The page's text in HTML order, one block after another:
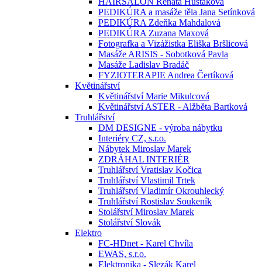
PEDIKÚRA a masáže těla Jana Setínková
PEDIKÚRA Zdeňka Mahdalová
PEDIKÚRA Zuzana Maxová
Fotografka a Vizážistka Eliška Bršlicová
Masáže ARISIS - Sobotková Pavla
Masáže Ladislav Bradáč
FYZIOTERAPIE Andrea Čertíková
Květinářství
Květinářství Marie Mikulcová
Květinářství ASTER - Alžběta Bartková
Truhlářství
DM DESIGNE - výroba nábytku
Interiéry CZ, s.r.o.
Nábytek Miroslav Marek
ZDRÁHAL INTERIÉR
Truhlářství Vratislav Kočica
Truhlářství Vlastimil Trtek
Truhlářství Vladimír Okrouhlecký
Truhlářství Rostislav Soukeník
Stolářství Miroslav Marek
Stolářství Slovák
Elektro
FC-HDnet - Karel Chvíla
EWAS, s.r.o.
Elektronika - Slezák Karel